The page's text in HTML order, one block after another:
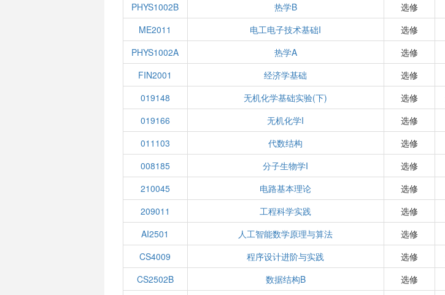
PHYS1002B
热学B 选修
ME2011
电工电子技术基础I 选修
PHYS1002A
热学A 选修
FIN2001
经济学基础 选修
019148
无机化学基础实验(下) 选修
019166
无机化学I 选修
011103
代数结构 选修
008185
分子生物学I 选修
210045
电路基本理论 选修
209011
工程科学实践 选修
AI2501
人工智能数学原理与算法 选修
CS4009
程序设计进阶与实践 选修
CS2502B
数据结构B 选修